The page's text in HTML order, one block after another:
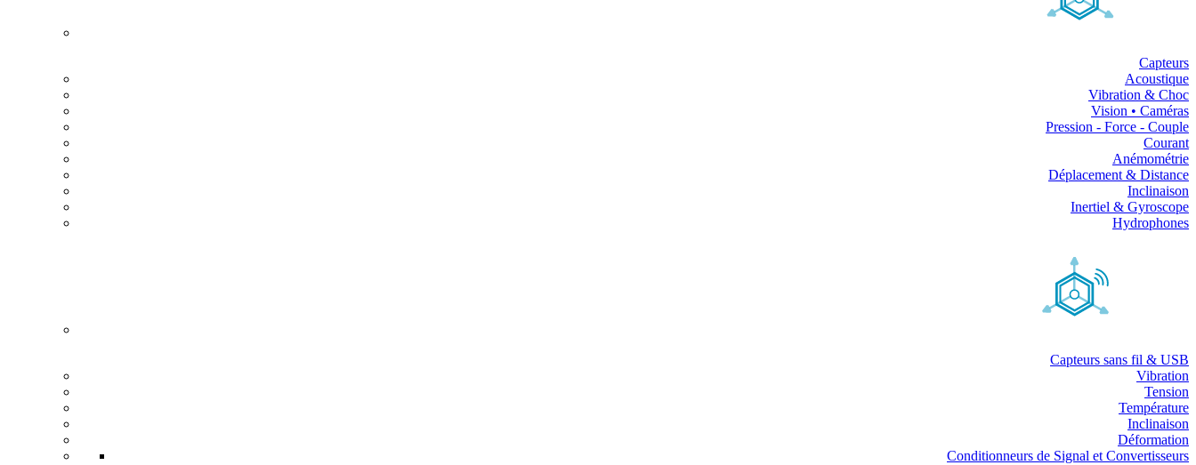
Capteurs
Acoustique
Vibration & Choc
Vision • Caméras
Pression - Force - Couple
Courant
Anémométrie
Déplacement & Distance
Inclinaison
Inertiel & Gyroscope
Hydrophones
Capteurs sans fil & USB
Vibration
Tension
Température
Inclinaison
Déformation
Conditionneurs de Signal et Convertisseurs